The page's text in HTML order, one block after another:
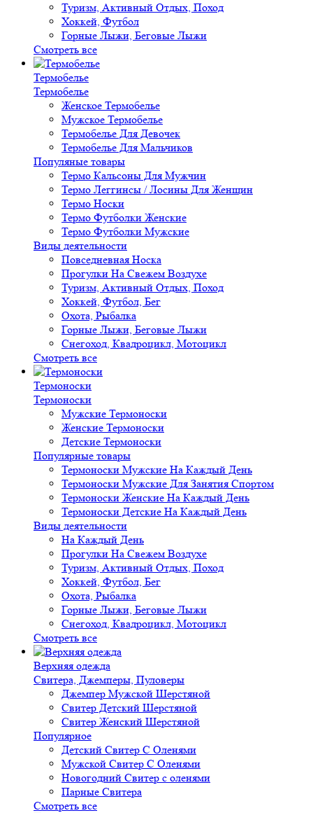
Туризм, Активный Отдых, Поход
Хоккей, Футбол
Горные Лыжи, Беговые Лыжи
Смотреть все
Термобелье
Термобелье
Женское Термобелье
Мужское Термобелье
Термобелье Для Девочек
Термобелье Для Мальчиков
Популяные товары
Термо Кальсоны Для Мужчин
Термо Леггинсы / Лосины Для Женщин
Термо Носки
Термо Футболки Женские
Термо Футболки Мужские
Виды деятельности
Повседневная Носка
Прогулки На Свежем Воздухе
Туризм, Активный Отдых, Поход
Хоккей, Футбол, Бег
Охота, Рыбалка
Горные Лыжи, Беговые Лыжи
Снегоход, Квадроцикл, Мотоцикл
Смотреть все
Термоноски
Термоноски
Мужские Термоноски
Женские Термоноски
Детские Термоноски
Популярные товары
Термоноски Мужские На Каждый День
Термоноски Мужские Для Занятия Спортом
Термоноски Женские На Каждый День
Термоноски Детские На Каждый День
Виды деятельности
На Каждый День
Прогулки На Свежем Воздухе
Туризм, Активный Отдых, Поход
Хоккей, Футбол, Бег
Охота, Рыбалка
Горные Лыжи, Беговые Лыжи
Снегоход, Квадроцикл, Мотоцикл
Смотреть все
Верхняя одежда
Свитера, Джемперы, Пуловеры
Джемпер Мужской Шерстяной
Свитер Детский Шерстяной
Свитер Женский Шерстяной
Популярное
Детский Свитер С Оленями
Мужской Свитер С Оленями
Новогодний Свитер с оленями
Парные Свитера
Смотреть все